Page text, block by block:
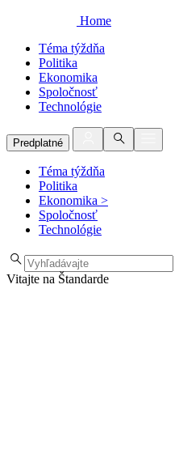
Home
Téma týždňa
Politika
Ekonomika
Spoločnosť
Technológie
Predplatné
Téma týždňa
Politika
Ekonomika >
Spoločnosť
Technológie
Vitajte na Štandarde